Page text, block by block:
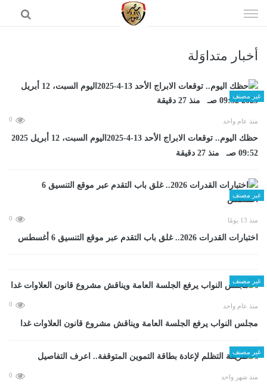
الى
أخبار متداوَلة
غير مصنف
منذ عام واحد 0
حظك اليوم.. توقعات الابراج الأحد 13-4-2025اليوم السبت، 12 أبريل 2025
09:52 صـ منذ 27 دقيقة
غير مصنف
منذ 13 يومًا 0
اختبارات القدرات 2026.. غلق باب التقدم عبر موقع التنسيق 6 أغسطس
غير مصنف
منذ عام واحد 0
مجلس النواب يرفع الجلسة العامة ويناقش مشروع قانون العلاوات غدا
غير مصنف
منذ شهر واحد 0